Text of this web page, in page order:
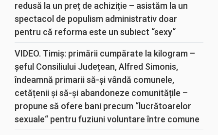
redusă la un preț de achiziție – asistăm la un
spectacol de populism administrativ doar
pentru că reforma este un subiect “sexy“
VIDEO. Timiș: primării cumpărate la kilogram –
șeful Consiliului Județean, Alfred Simonis,
îndeamnă primarii să-și vândă comunele,
cetățenii și să-și abandoneze comunitățile –
propune să ofere bani precum “lucrătoarelor
sexuale“ pentru fuziuni voluntare între comune